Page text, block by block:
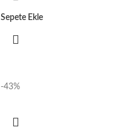
Sepete Ekle
-43%